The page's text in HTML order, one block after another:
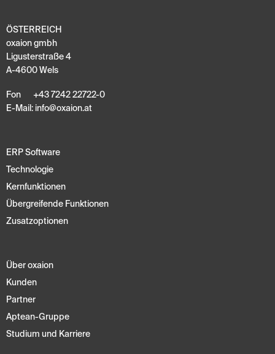
ERP Software
Technologie
Kernfunktionen
Übergreifende Funktionen
Zusatzoptionen
Über oxaion
Kunden
Partner
Aptean-Gruppe
Studium und Karriere
ÖSTERREICH
oxaion gmbh
Ligusterstraße 4
A-4600 Wels
Fon
+43 7242 22722-0
E-Mail: info@oxaion.at